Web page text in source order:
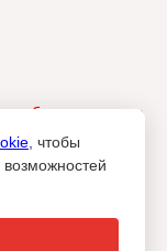
брендингового
только при
, чтобы